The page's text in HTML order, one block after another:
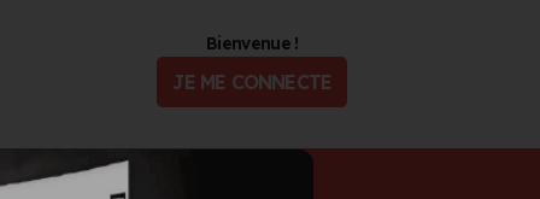
Bienvenue !
JE ME CONNECTE